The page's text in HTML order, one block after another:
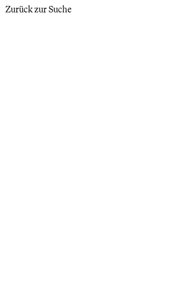
Zurück zur Suche